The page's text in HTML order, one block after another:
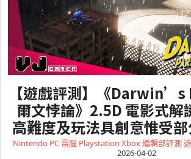
【遊戲評測】《Darwin’s
爾文悖論》2.5D 電影式解
高難度及玩法具創意惟受
Nintendo PC 電腦 Playstation Xbox編輯部評測
2026-04-02